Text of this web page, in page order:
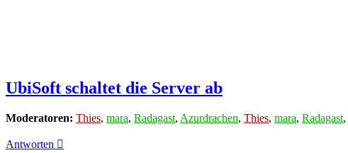
UbiSoft schaltet die Server ab
Moderatoren: Thies, mara, Radagast, Azurdrachen, Thies, mara, Radagast,
Antworten